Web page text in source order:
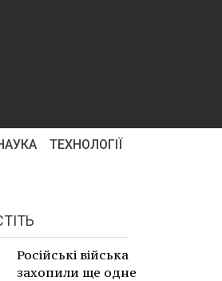
ТЕХНОЛОГІЇ
Російські війська
захопили ще одне